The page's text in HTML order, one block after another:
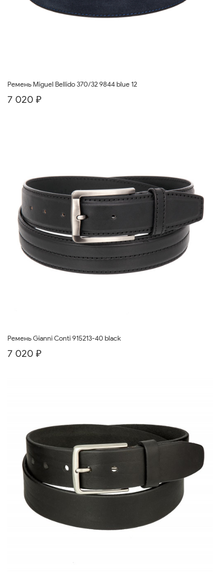
Ремень Miguel Bellido 370/32 9844 blue 12
7 020 ₽
Ремень Gianni Conti 915213-40 black
7 020 ₽